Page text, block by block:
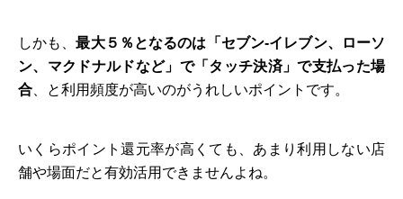
しかも、最大５％となるのは「セブン-イレブン、ローソ
ン、マクドナルドなど」で「タッチ決済」で支払った場
合 、と利用頻度が高いのがうれしいポイントです。
いくらポイント還元率が高くても、あまり利用しない店
舗や場面だと有効活用できませんよね。